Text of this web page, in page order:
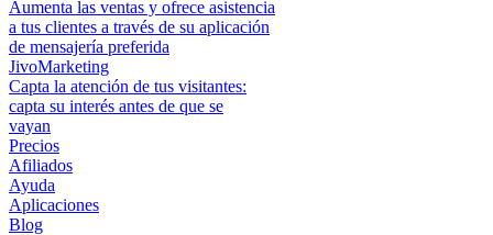
Aumenta las ventas y ofrece asistencia
a tus clientes a través de su aplicación
de mensajería preferida
JivoMarketing
Capta la atención de tus visitantes:
capta su interés antes de que se
vayan
Precios
Afiliados
Ayuda
Aplicaciones
Blog